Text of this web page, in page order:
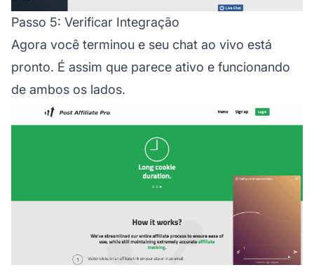
Passo 5: Verificar Integração
Agora você terminou e seu chat ao vivo está
pronto. É assim que parece ativo e funcionando
de ambos os lados.